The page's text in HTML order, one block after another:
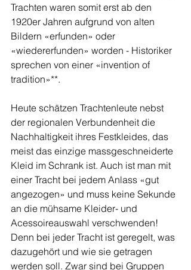
Trachten waren somit erst ab den
1920er Jahren aufgrund von alten
Bildern «erfunden» oder
«wiedererfunden» worden - Historiker
sprechen von einer «invention of
tradition»**.
Heute schätzen Trachtenleute nebst
der regionalen Verbundenheit die
Nachhaltigkeit ihres Festkleides, das
meist das einzige massgeschneiderte
Kleid im Schrank ist. Auch ist man mit
einer Tracht bei jedem Anlass «gut
angezogen» und muss keine Sekunde
an die mühsame Kleider- und
Acessoireauswahl verschwenden!
Denn bei jeder Tracht ist geregelt, was
dazugehört und wie sie getragen
werden soll. Zwar sind bei Gruppen